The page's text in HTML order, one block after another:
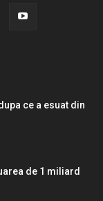
ce a esuat din
de 1 miliard